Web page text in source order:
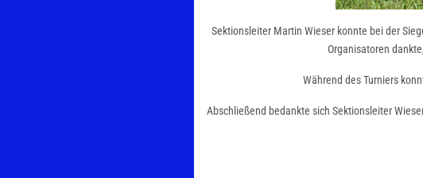
Sektionsleiter Martin Wieser konnte bei der
Organisatoren
Während des Turniers
Abschließend bedankte sich Sektionsleiter